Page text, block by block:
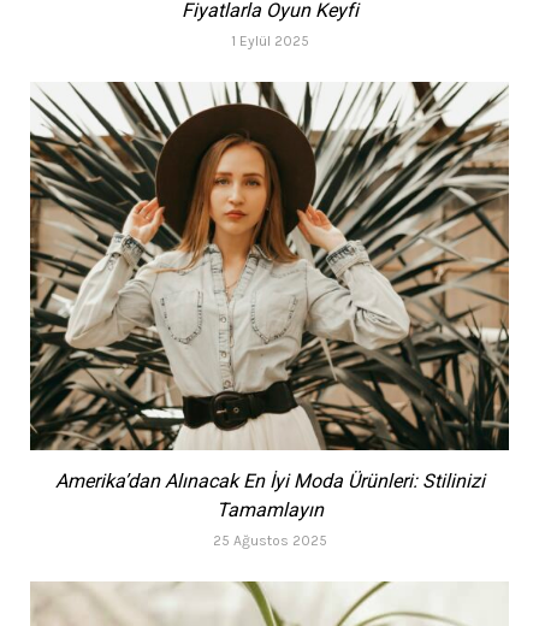
Fiyatlarla Oyun Keyfi
1 Eylül 2025
Amerika’dan Alınacak En İyi Moda Ürünleri: Stilinizi
Tamamlayın
25 Ağustos 2025